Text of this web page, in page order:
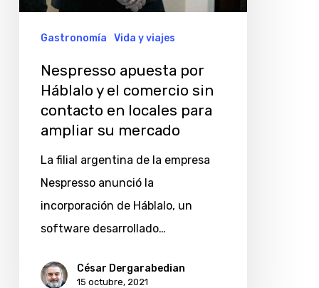
comercio
contacto
ampliar
mercado
Gastronomía Vida y viajes
Nespresso apuesta por
Háblalo y el comercio sin
contacto en locales para
ampliar su mercado
La filial argentina de la empresa
Nespresso anunció la
incorporación de Háblalo, un
software desarrollado…
César Dergarabedian
15 octubre, 2021